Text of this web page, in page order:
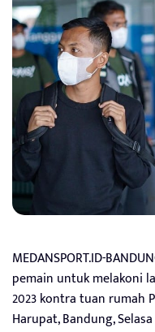
MEDANSPORT.ID-
pemain untuk melakoni
2023 kontra tuan rumah
Harupat, Bandung,